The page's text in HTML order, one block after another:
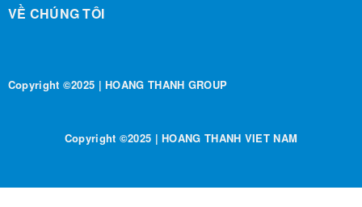
VỀ CHÚNG TÔI
Copyright ©2025 | HOANG THANH GROUP
Copyright ©2025 | HOANG THANH VIET NAM